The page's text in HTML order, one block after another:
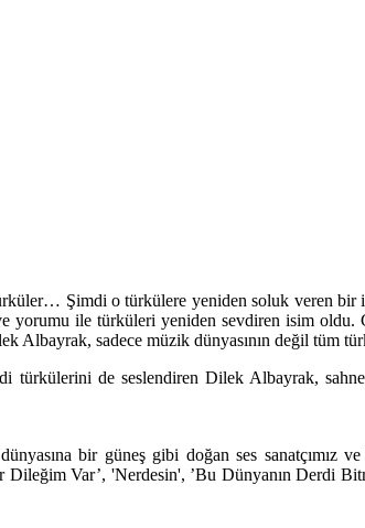
Şimdi o türkülere yeniden soluk veren
ile türküleri yeniden sevdiren isim oldu.
Albayrak, sadece müzik dünyasının değil tüm
türkülerini de seslendiren Dilek Albayrak,
bir güneş gibi doğan ses sanatçımız
Var’, 'Nerdesin', ’Bu Dünyanın Derdi